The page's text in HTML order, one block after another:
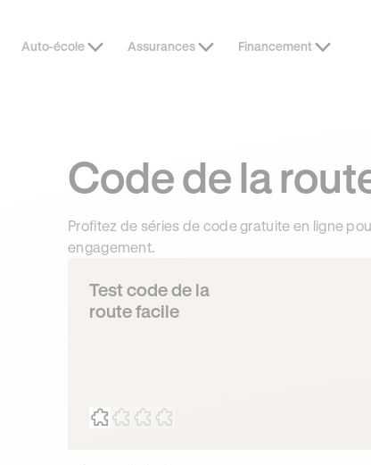
OFFRE EXCLUSIVE 3
Auto-école Assurances Financement
Code de la
Profitez de séries de code gratuite en ligne
engagement.
Test code de la
route facile